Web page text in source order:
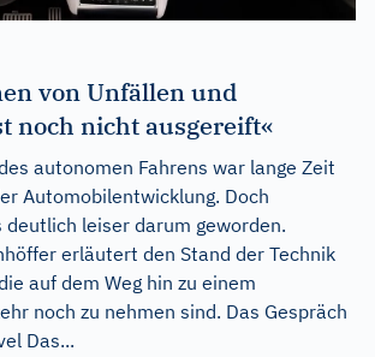
von Unfällen und
noch nicht ausgereift«
autonomen Fahrens war lange Zeit
Automobilentwicklung. Doch
deutlich leiser darum geworden.
erläutert den Stand der Technik
auf dem Weg hin zu einem
noch zu nehmen sind. Das Gespräch
Das...